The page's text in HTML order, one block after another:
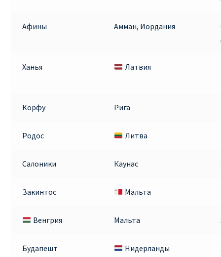
ПРАВИЛА RYANAIR В АЭРОПОРТУ И НА БОРТУ
РЕГИСТРАЦИЯ НА РЕЙС И ДОКУМЕНТЫ ДЛЯ
Афины Амман, Иордания
Ханья
Латвия
Корфу Рига
Родос Литва
Салоники Каунас
Закинтос Мальта
Венгрия Мальта
Будапешт Нидерланды